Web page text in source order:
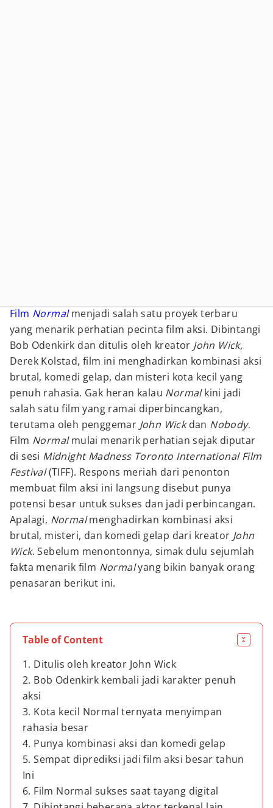
Film Normalmenjadi salah satu proyek terbaru
yang menarik perhatian pecinta film aksi. Dibintangi
Bob Odenkirk dan ditulis oleh kreator John Wick,
Derek Kolstad, film ini menghadirkan kombinasi aksi
brutal, komedi gelap, dan misteri kota kecil yang
penuh rahasia. Gak heran kalau Normalkini jadi
salah satu film yang ramai diperbincangkan,
terutama oleh penggemar John Wickdan Nobody.
Film Normalmulai menarik perhatian sejak diputar
di sesi Midnight Madness Toronto International Film
Festival(TIFF). Respons meriah dari penonton
membuat film aksi ini langsung disebut punya
potensi besar untuk sukses dan jadi perbincangan.
Apalagi, Normalmenghadirkan kombinasi aksi
brutal, misteri, dan komedi gelap dari kreator John
Wick. Sebelum menontonnya, simak dulu sejumlah
fakta menarik film Normalyang bikin banyak orang
penasaran berikut ini.
Table of Content
1. Ditulis oleh kreator John Wick
2. Bob Odenkirk kembali jadi karakter penuh
aksi
3. Kota kecil Normal ternyata menyimpan
rahasia besar
4. Punya kombinasi aksi dan komedi gelap
5. Sempat diprediksi jadi film aksi besar tahun
Ini
6. Film Normal sukses saat tayang digital